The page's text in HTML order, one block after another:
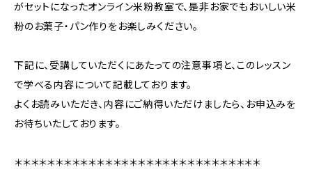
がセットになったオンライン米粉教室で、是非お家でもおいしい米
粉のお菓子・パン作りをお楽しみください。
下記に、受講していただくにあたっての注意事項と、このレッスン
で学べる内容について記載しております。
よくお読みいただき、内容にご納得いただけましたら、お申込みを
お待ちいたしております。
＊＊＊＊＊＊＊＊＊＊＊＊＊＊＊＊＊＊＊＊＊＊＊＊＊＊＊＊＊＊